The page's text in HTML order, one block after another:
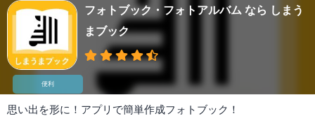
フォトブック・フォトアルバム なら しまう
まブック
便利
思い出を形に！アプリで簡単作成フォトブック！